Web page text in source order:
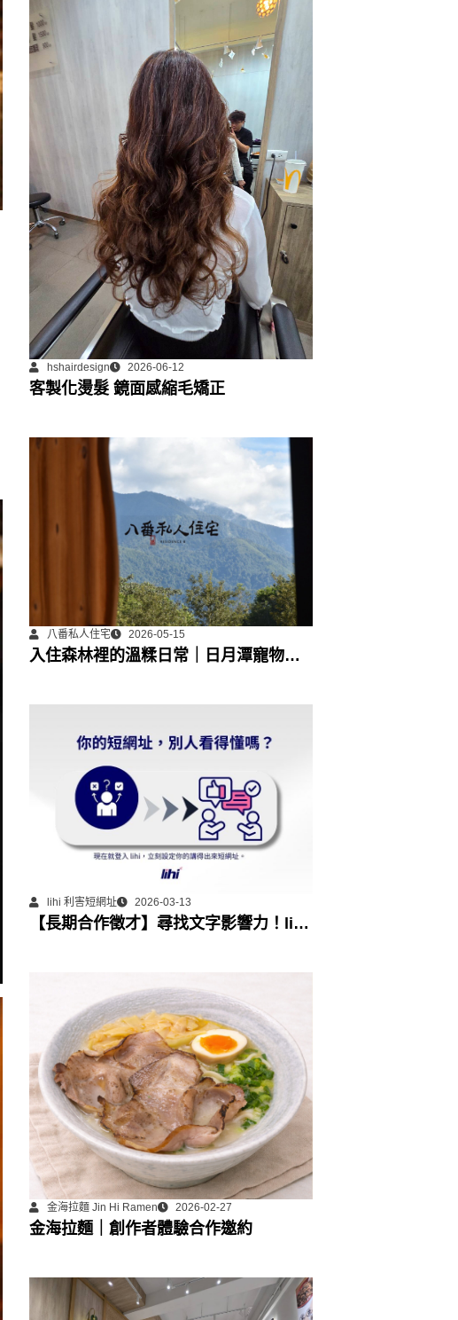
hshairdesign 2026-06-12
客製化燙髮 鏡面感縮毛矯正
八番私人住宅 2026-05-15
入住森林裡的溫糅日常｜日月潭寵物友
lihi 利害短網址 2026-03-13
【長期合作徵才】尋找文字影響力！lihi
金海拉麵 Jin Hi Ramen 2026-02-27
金海拉麵｜創作者體驗合作邀約